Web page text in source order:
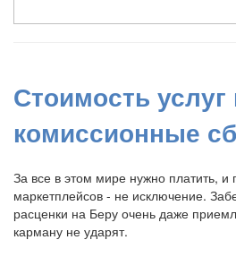
Стоимость
комиссионные
За все в этом мире нужно платить, и
маркетплейсов - не исключение.
расценки на Беру очень даже
карману не ударят.